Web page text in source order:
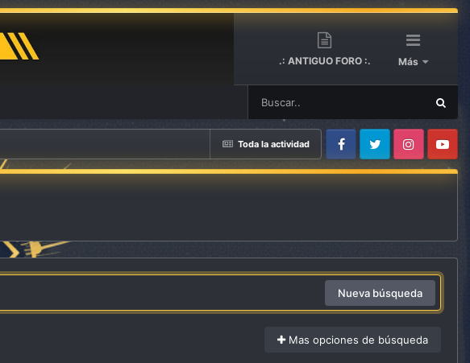
.: ANTIGUO FORO :. Más
Toda la actividad
FacebookTwitter InstagramYoutube
Nueva búsqueda
Mas opciones de búsqueda